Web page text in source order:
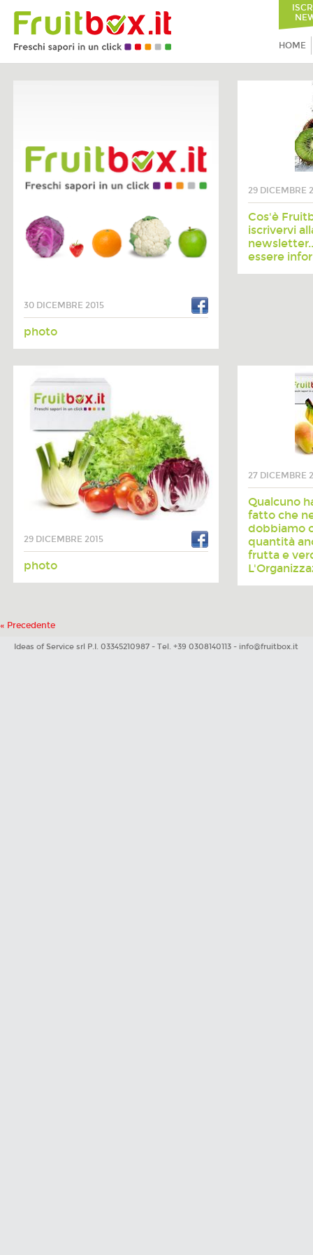
HOME
30 DICEMBRE 2015
photo
29 DICEMBRE
Cos'è
iscrivervi
essere
29 DICEMBRE 2015
photo
27 DICEMBRE
Qualcuno
fatto che
dobbiamo
quantità
frutta e
« Precedente
Ideas of Service srl P.I. 03345210987 - Tel. +39 0308140113 - info@fruitbox.it